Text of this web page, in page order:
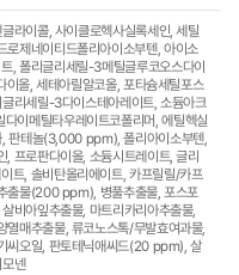
라이콜, 사이클로헥사실록세인, 세틸
로제네이티드폴리아이소부텐, 아이소
, 폴리글리세릴-3메틸글루코오스다이
올, 세테아릴알코올, 포타슘세틸포스
리세릴-3다이스테아레이트, 소듐아크
이메틸타우레이트코폴리머, 에틸헥실
, 판테놀(3,000 ppm), 폴리아이소부텐,
, 프로판다이올, 소듐시트레이트, 글리
트, 솔비탄올리에이트, 카프릴릴/카프
출물(200 ppm), 병풀추출물, 포스포
비아잎추출물, 마트리카리아추출물,
열매추출물, 류코노스톡/무발효여과물,
씨오일, 판토테닉애씨드(20 ppm), 살
넨